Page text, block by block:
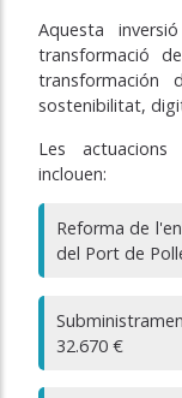
Aquesta
transformació
sostenibilitat,
Les actuacions
inclouen:
Reforma de
del Port de
32.670 €